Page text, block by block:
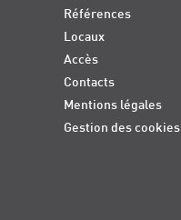
Références
Locaux
Accès
Contacts
Mentions légales
Gestion des cookies